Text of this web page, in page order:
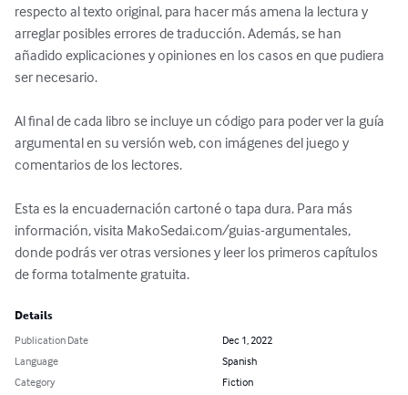
respecto al texto original, para hacer más amena la lectura y
arreglar posibles errores de traducción. Además, se han
añadido explicaciones y opiniones en los casos en que pudiera
ser necesario.
Al final de cada libro se incluye un código para poder ver la guía
argumental en su versión web, con imágenes del juego y
comentarios de los lectores.
Esta es la encuadernación cartoné o tapa dura. Para más
información, visita MakoSedai.com/guias-argumentales,
donde podrás ver otras versiones y leer los primeros capítulos
de forma totalmente gratuita.
Details
Publication Date
Dec 1, 2022
Language
Spanish
Category
Fiction